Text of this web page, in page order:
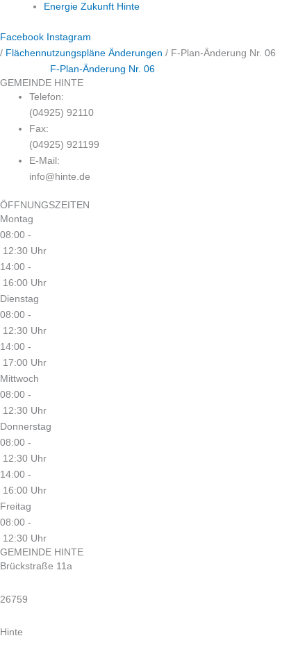
Energie Zukunft Hinte
Facebook Instagram
/ Flächennutzungspläne Änderungen / F-Plan-Änderung Nr. 06
F-Plan-Änderung Nr. 06
GEMEINDE HINTE
Telefon:
(04925) 92110
Fax:
(04925) 921199
E-Mail:
info@hinte.de
ÖFFNUNGSZEITEN
Montag
08:00 -
12:30 Uhr
14:00 -
16:00 Uhr
Dienstag
08:00 -
12:30 Uhr
14:00 -
17:00 Uhr
Mittwoch
08:00 -
12:30 Uhr
Donnerstag
08:00 -
12:30 Uhr
14:00 -
16:00 Uhr
Freitag
08:00 -
12:30 Uhr
GEMEINDE HINTE
Brückstraße 11a
26759
Hinte